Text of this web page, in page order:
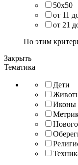
50х50
от 11
от 21
По этим
Закрыть
Тематика
Дети
Иконы